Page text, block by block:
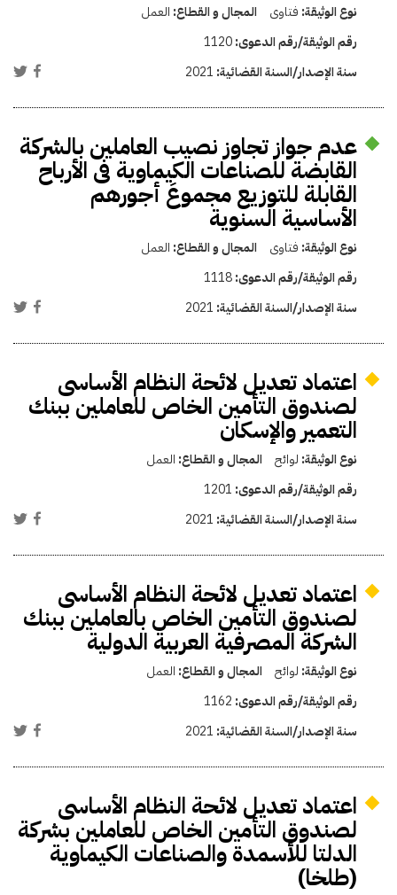
نوع الوثيقة: فتاوى المجال و القطاع: العمل
رقم الوثيقة/رقم الدعوى:1120
سنة الإصدار/السنة القضائية: 2021
عدم جواز تجاوز نصيب العاملين بالشركة
القابضة للصناعات الكيماوية فى الأرباح
القابلة للتوزيع مجموعَ أجورهم
الأساسية السنوية
نوع الوثيقة: فتاوى المجال و القطاع: العمل
رقم الوثيقة/رقم الدعوى:1118
سنة الإصدار/السنة القضائية: 2021
اعتماد تعديل لائحة النظام الأساسى
لصندوق التأمين الخاص للعاملين ببنك
التعمير والإسكان
نوع الوثيقة: لوائح المجال و القطاع: العمل
رقم الوثيقة/رقم الدعوى: 1201
سنة الإصدار/السنة القضائية: 2021
اعتماد تعديل لائحة النظام الأساسى
لصندوق التأمين الخاص بالعاملين ببنك
الشركة المصرفية العربية الدولية
نوع الوثيقة: لوائح المجال و القطاع: العمل
رقم الوثيقة/رقم الدعوى: 1162
سنة الإصدار/السنة القضائية: 2021
اعتماد تعديل لائحة النظام الأساسى
لصندوق التأمين الخاص للعاملين بشركة
الدلتا للأسمدة والصناعات الكيماوية
(طلخا)